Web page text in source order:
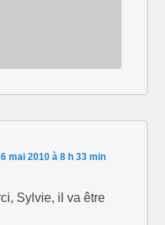
mai 2010 à 8 h 33 min
Sylvie, il va être